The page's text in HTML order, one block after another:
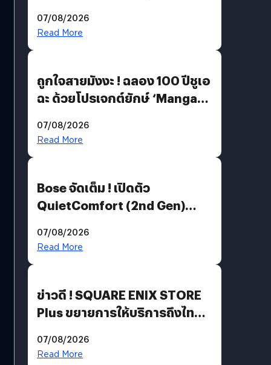
07/08/2026
Read More
ถูกใจสายมังงะ ! ฉลอง 100 ปีชูเอ
ฉะ ด้วยโปรเจกต์ยักษ์ ‘Manga
มีภาษาไทยด้วย
07/08/2026
Read More
Bose จัดเต็ม ! เปิดตัว
QuietComfort (2nd Gen)
07/08/2026
Read More
ข่าวดี ! SQUARE ENIX STORE
Plus ขยายการให้บริการถึงไทย
โดยตรง
07/08/2026
Read More